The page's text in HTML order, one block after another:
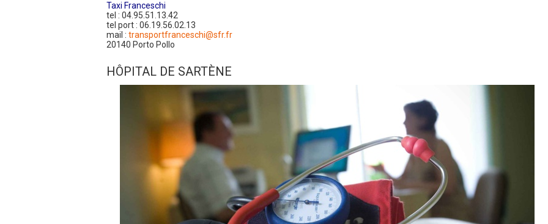
Taxi Franceschi
tel : 04.95.51.13.42
tel port : 06.19.56.02.13
mail : transportfranceschi@sfr.fr
20140 Porto Pollo
HÔPITAL DE SARTÈNE